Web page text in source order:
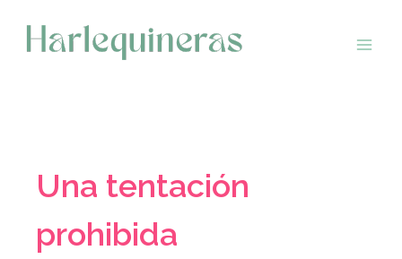
contenido
Una tentación
prohibida